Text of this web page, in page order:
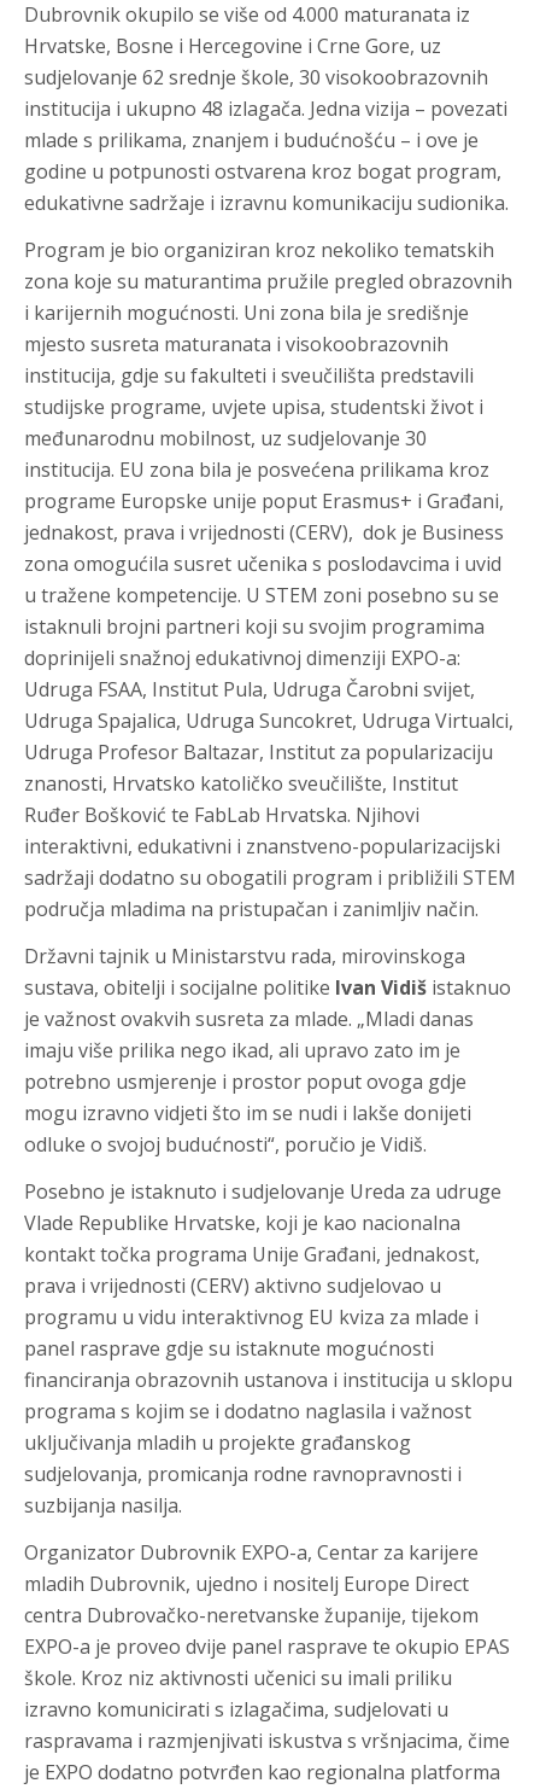
Dubrovnik okupilo se više od 4.000 maturanata iz
Hrvatske, Bosne i Hercegovine i Crne Gore, uz
sudjelovanje 62 srednje škole, 30 visokoobrazovnih
institucija i ukupno 48 izlagača. Jedna vizija – povezati
mlade s prilikama, znanjem i budućnošću – i ove je
godine u potpunosti ostvarena kroz bogat program,
edukativne sadržaje i izravnu komunikaciju sudionika.
Program je bio organiziran kroz nekoliko tematskih
zona koje su maturantima pružile pregled obrazovnih
i karijernih mogućnosti. Uni zona bila je središnje
mjesto susreta maturanata i visokoobrazovnih
institucija, gdje su fakulteti i sveučilišta predstavili
studijske programe, uvjete upisa, studentski život i
međunarodnu mobilnost, uz sudjelovanje 30
institucija. EU zona bila je posvećena prilikama kroz
programe Europske unije poput Erasmus+ i Građani,
jednakost, prava i vrijednosti (CERV), dok je Business
zona omogućila susret učenika s poslodavcima i uvid
u tražene kompetencije. U STEM zoni posebno su se
istaknuli brojni partneri koji su svojim programima
doprinijeli snažnoj edukativnoj dimenziji EXPO-a:
Udruga FSAA, Institut Pula, Udruga Čarobni svijet,
Udruga Spajalica, Udruga Suncokret, Udruga Virtualci,
Udruga Profesor Baltazar, Institut za popularizaciju
znanosti, Hrvatsko katoličko sveučilište, Institut
Ruđer Bošković te FabLab Hrvatska. Njihovi
interaktivni, edukativni i znanstveno-popularizacijski
sadržaji dodatno su obogatili program i približili STEM
područja mladima na pristupačan i zanimljiv način.
Državni tajnik u Ministarstvu rada, mirovinskoga
sustava, obitelji i socijalne politike Ivan Vidiš istaknuo
je važnost ovakvih susreta za mlade. „Mladi danas
imaju više prilika nego ikad, ali upravo zato im je
potrebno usmjerenje i prostor poput ovoga gdje
mogu izravno vidjeti što im se nudi i lakše donijeti
odluke o svojoj budućnosti“, poručio je Vidiš.
Posebno je istaknuto i sudjelovanje Ureda za udruge
Vlade Republike Hrvatske, koji je kao nacionalna
kontakt točka programa Unije Građani, jednakost,
prava i vrijednosti (CERV) aktivno sudjelovao u
programu u vidu interaktivnog EU kviza za mlade i
panel rasprave gdje su istaknute mogućnosti
financiranja obrazovnih ustanova i institucija u sklopu
programa s kojim se i dodatno naglasila i važnost
uključivanja mladih u projekte građanskog
sudjelovanja, promicanja rodne ravnopravnosti i
suzbijanja nasilja.
Organizator Dubrovnik EXPO-a, Centar za karijere
mladih Dubrovnik, ujedno i nositelj Europe Direct
centra Dubrovačko-neretvanske županije, tijekom
EXPO-a je proveo dvije panel rasprave te okupio EPAS
škole. Kroz niz aktivnosti učenici su imali priliku
izravno komunicirati s izlagačima, sudjelovati u
raspravama i razmjenjivati iskustva s vršnjacima, čime
je EXPO dodatno potvrđen kao regionalna platforma